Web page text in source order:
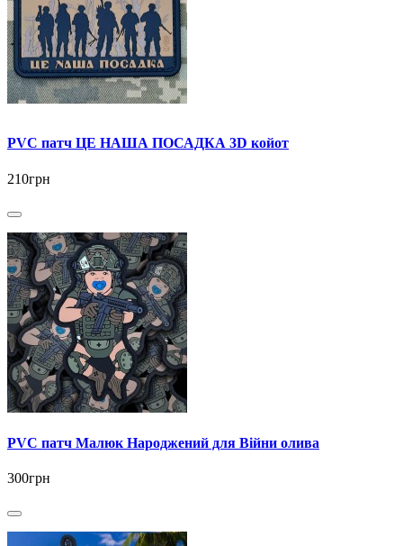
PVC патч ЦЕ НАША ПОСАДКА 3D койот
210грн
PVC патч Малюк Народжений для Війни олива
300грн